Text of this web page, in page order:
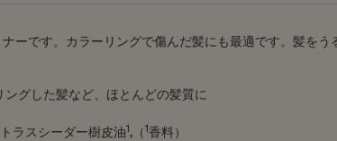
ーです。カラーリングで傷んだ髪にも最適です。髪を
グした髪など、ほとんどの髪質に
トラスシーダー樹皮油1,（1香料）